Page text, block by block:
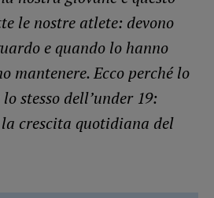
le nostre atlete: devono
e quando lo hanno
mantenere. Ecco perché lo
stesso dell’under 19:
crescita quotidiana del